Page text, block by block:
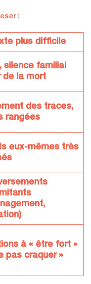
:
plus difficile
silence familial
de la mort
des traces,
rangées
eux-mêmes très
à « être fort »
pas craquer »